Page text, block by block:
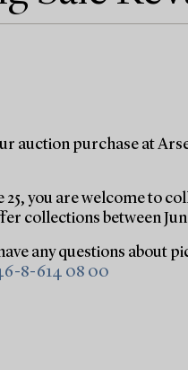
auction purchase at
25, you are welcome to
collections between
any questions about
8-614 08 00